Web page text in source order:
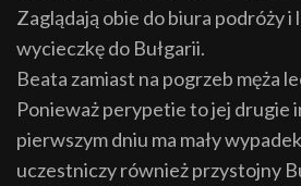
Zaglądają obie do biura podróży
wycieczkę do Bułgarii.
Beata zamiast na pogrzeb męża
Ponieważ perypetie to jej drugie
pierwszym dniu ma mały
uczestniczy również przystojny